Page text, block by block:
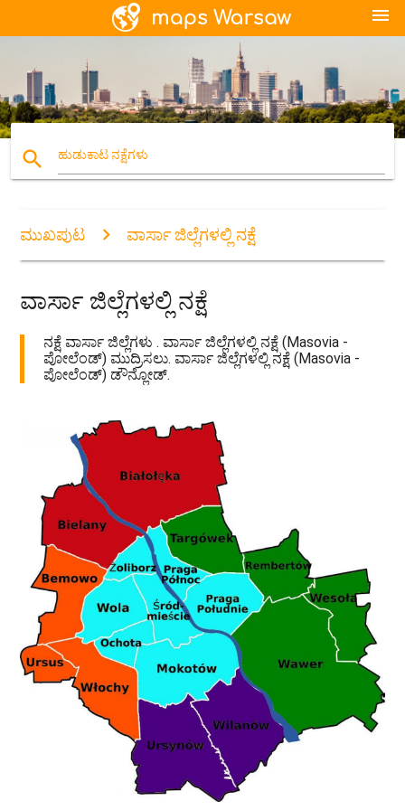
menu
search ಹುಡುಕಾಟ ನಕ್ಷೆಗಳು
ಮುಖಪುಟ ವಾರ್ಸಾ ಜಿಲ್ಲೆಗಳಲ್ಲಿ ನಕ್ಷೆ
ವಾರ್ಸಾ ಜಿಲ್ಲೆಗಳಲ್ಲಿ ನಕ್ಷೆ
ನಕ್ಷೆ ವಾರ್ಸಾ ಜಿಲ್ಲೆಗಳು . ವಾರ್ಸಾ ಜಿಲ್ಲೆಗಳಲ್ಲಿ ನಕ್ಷೆ (Masovia -
ಪೋಲೆಂಡ್) ಮುದ್ರಿಸಲು. ವಾರ್ಸಾ ಜಿಲ್ಲೆಗಳಲ್ಲಿ ನಕ್ಷೆ (Masovia -
ಪೋಲೆಂಡ್) ಡೌನ್ಲೋಡ್.